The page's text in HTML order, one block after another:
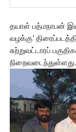
தயாள் பத்மநாபன்
வழக்கு’
சுற்றுவட்டாரப்
நிறைவடைந்துள்ளது.